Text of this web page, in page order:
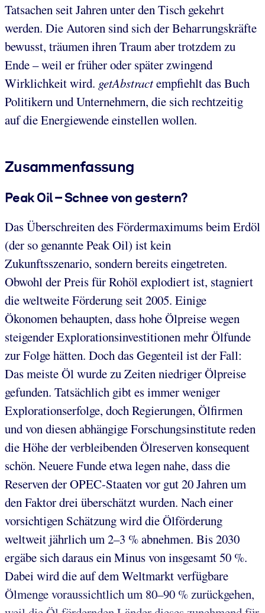
Tatsachen seit Jahren unter den Tisch gekehrt
werden. Die Autoren sind sich der Beharrungskräfte
bewusst, träumen ihren Traum aber trotzdem zu
Ende – weil er früher oder später zwingend
Wirklichkeit wird. getAbstractempfiehlt das Buch
Politikern und Unternehmern, die sich rechtzeitig
auf die Energiewende einstellen wollen.
Zusammenfassung
Peak Oil – Schnee von gestern?
Das Überschreiten des Fördermaximums beim Erdöl
(der so genannte Peak Oil) ist kein
Zukunftsszenario, sondern bereits eingetreten.
Obwohl der Preis für Rohöl explodiert ist, stagniert
die weltweite Förderung seit 2005. Einige
Ökonomen behaupten, dass hohe Ölpreise wegen
steigender Explorationsinvestitionen mehr Ölfunde
zur Folge hätten. Doch das Gegenteil ist der Fall:
Das meiste Öl wurde zu Zeiten niedriger Ölpreise
gefunden. Tatsächlich gibt es immer weniger
Explorationserfolge, doch Regierungen, Ölfirmen
und von diesen abhängige Forschungsinstitute reden
die Höhe der verbleibenden Ölreserven konsequent
schön. Neuere Funde etwa legen nahe, dass die
Reserven der OPEC-Staaten vor gut 20 Jahren um
den Faktor drei überschätzt wurden. Nach einer
vorsichtigen Schätzung wird die Ölförderung
weltweit jährlich um 2–3 % abnehmen. Bis 2030
ergäbe sich daraus ein Minus von insgesamt 50 %.
Dabei wird die auf dem Weltmarkt verfügbare
Ölmenge voraussichtlich um 80–90 % zurückgehen,